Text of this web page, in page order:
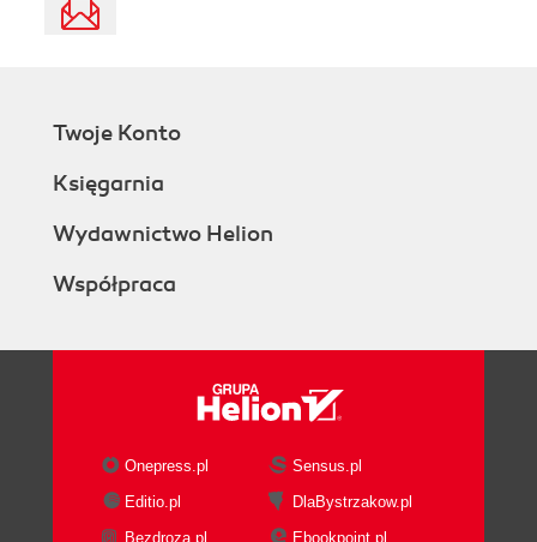
Twoje Konto
Księgarnia
Wydawnictwo Helion
Współpraca
Onepress.pl
Sensus.pl
Editio.pl
DlaBystrzakow.pl
Bezdroza.pl
Ebookpoint.pl